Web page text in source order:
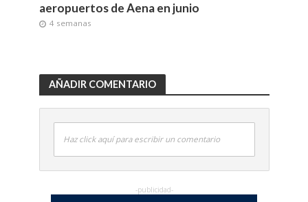
aeropuertos de Aena en junio
4 semanas
AÑADIR COMENTARIO
Haz click aquí para escribir un comentario